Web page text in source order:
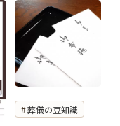
葬儀の豆知識